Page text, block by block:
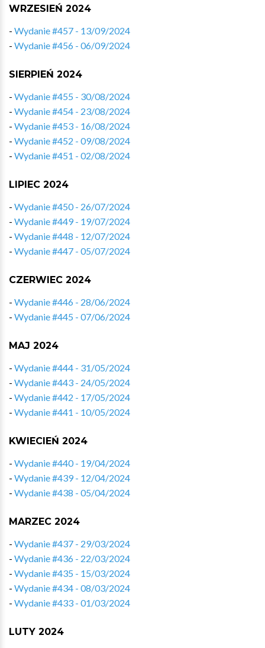
WRZESIEŃ 2024
- Wydanie #457 - 13/09/2024
- Wydanie #456 - 06/09/2024
SIERPIEŃ 2024
- Wydanie #455 - 30/08/2024
- Wydanie #454 - 23/08/2024
- Wydanie #453 - 16/08/2024
- Wydanie #452 - 09/08/2024
- Wydanie #451 - 02/08/2024
LIPIEC 2024
- Wydanie #450 - 26/07/2024
- Wydanie #449 - 19/07/2024
- Wydanie #448 - 12/07/2024
- Wydanie #447 - 05/07/2024
CZERWIEC 2024
- Wydanie #446 - 28/06/2024
- Wydanie #445 - 07/06/2024
MAJ 2024
- Wydanie #444 - 31/05/2024
- Wydanie #443 - 24/05/2024
- Wydanie #442 - 17/05/2024
- Wydanie #441 - 10/05/2024
KWIECIEŃ 2024
- Wydanie #440 - 19/04/2024
- Wydanie #439 - 12/04/2024
- Wydanie #438 - 05/04/2024
MARZEC 2024
- Wydanie #437 - 29/03/2024
- Wydanie #436 - 22/03/2024
- Wydanie #435 - 15/03/2024
- Wydanie #434 - 08/03/2024
- Wydanie #433 - 01/03/2024
LUTY 2024